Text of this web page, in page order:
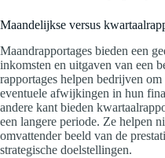
Maandelijkse versus
Maandrapportages bieden een
inkomsten en uitgaven van een
rapportages helpen bedrijven
eventuele afwijkingen in hun
andere kant bieden
een langere periode. Ze helpen
omvattender beeld van de
strategische doelstellingen.